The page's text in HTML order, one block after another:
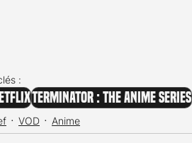
:
Terminator : The Anime Series
VOD Anime